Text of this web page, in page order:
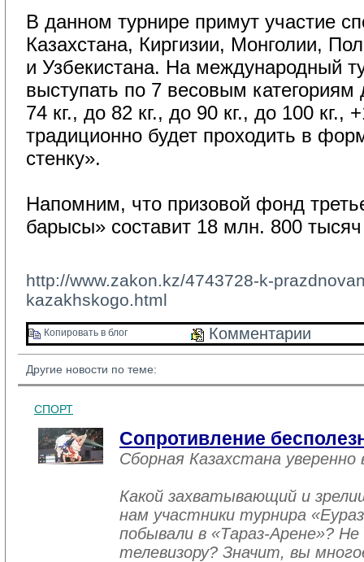
В данном турнире примут участие
Казахстана, Киргизии, Монголии,
и Узбекистана. На международный
выступать по 7 весовым категориям
74 кг., до 82 кг., до 90 кг., до 100 кг.,
традиционно будет проходить в
стенку».
Напомним, что призовой фонд
барысы» составит 18 млн. 800 тысяч
http://www.zakon.kz/4743728-k-
kazakhskogo.html
Копировать в блог Комментарии
Другие новости по теме:
СПОРТ
Сопротивление
Сборная Казахстана
Какой захватывающий и
нам участники турнира
побывали в «Тараз-Арене»? Не
телевизору? Значит, вы